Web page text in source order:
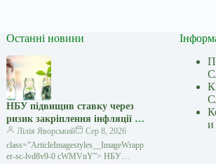
Останні новини
НБУ підвищив ставку через
ризик закріплення інфляції —
Лепушинський
Лілія Яворський
Сер 8, 2026
class=”ArticleImagestyles__ImageWrapp
er-sc-lvd8v9-0 cWMVnY”> НБУ
и